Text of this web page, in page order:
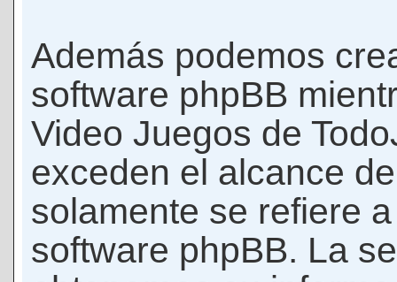
Además podemos
software phpBB
Video Juegos de
exceden el alcance
solamente se refiere
software phpBB. La